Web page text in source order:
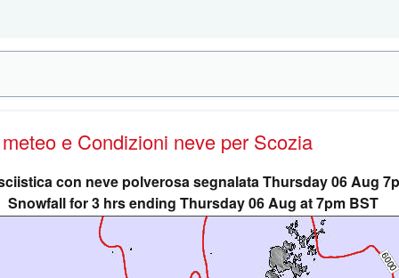
meteo e Condizioni neve per Scozia
con neve polverosa segnalata Thursday 06 Aug
Snowfall for 3 hrs ending Thursday 06 Aug at 7pm BST